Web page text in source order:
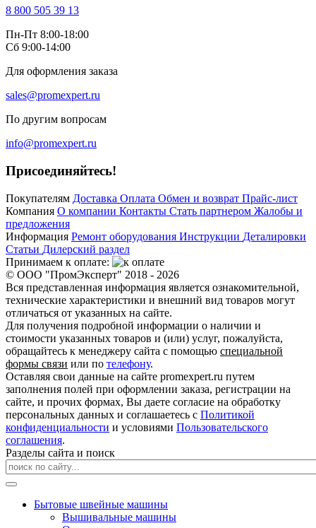
8 800 505 39 13
Пн-Пт 8:00-18:00
Сб 9:00-14:00
Для оформления заказа
sales@promexpert.ru
По другим вопросам
info@promexpert.ru
Присоединяйтесь!
Покупателям Доставка Оплата Обмен и возврат Прайс-лист
Компания О компании Контакты Стать партнером Жалобы и
предложения
Информация Ремонт оборудования Инструкции Деталировки
Статьи Дилерский раздел
Принимаем к оплате:
© ООО "ПромЭксперт" 2018 - 2026
Вся представленная информация является ознакомительной,
технические характеристики и внешний вид товаров могут
отличаться от указанных на сайте.
Для получения подробной информации о наличии и
стоимости указанных товаров и (или) услуг, пожалуйста,
обращайтесь к менеджеру сайта с помощью специальной
формы связи или по телефону.
Оставляя свои данные на сайте promexpert.ru путем
заполнения полей при оформлении заказа, регистрации на
сайте, и прочих формах, Вы даете согласие на обработку
персональных данных и соглашаетесь с Политикой
конфиденциальности и условиями Пользовательского
соглашения.
Разделы сайта и поиск
Бытовые швейные машины
Вышивальные машины